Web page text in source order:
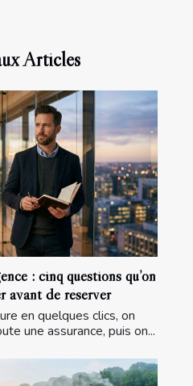
Articles
: cinq questions qu’on
avant de réserver
en quelques clics, on
une assurance, puis on...